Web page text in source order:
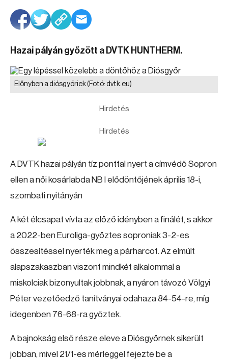
Hazai pályán győzött a DVTK HUNTHERM.
Előnyben a diósgyőriek(Fotó: dvtk.eu)
Hirdetés
Hirdetés
A DVTK hazai pályán tíz ponttal nyert a címvédő Sopron
ellen a női kosárlabda NB I elődöntőjének április 18-i,
szombati nyitányán
A két élcsapat vívta az előző idényben a finálét, s akkor
a 2022-ben Euroliga-győztes soproniak 3-2-es
összesítéssel nyerték meg a párharcot. Az elmúlt
alapszakaszban viszont mindkét alkalommal a
miskolciak bizonyultak jobbnak, a nyáron távozó Völgyi
Péter vezetőedző tanítványai odahaza 84-54-re, míg
idegenben 76-68-ra győztek.
A bajnokság első része eleve a Diósgyőrnek sikerült
jobban, mivel 21/1-es mérleggel fejezte be a